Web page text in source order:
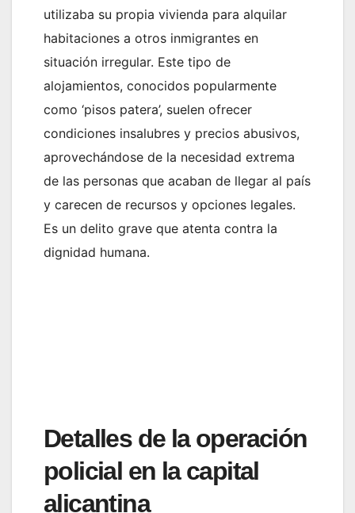
utilizaba su propia vivienda para alquilar
habitaciones a otros inmigrantes en
situación irregular. Este tipo de
alojamientos, conocidos popularmente
como ‘pisos patera’, suelen ofrecer
condiciones insalubres y precios abusivos,
aprovechándose de la necesidad extrema
de las personas que acaban de llegar al país
y carecen de recursos y opciones legales.
Es un delito grave que atenta contra la
dignidad humana.
Detalles de la operación
policial en la capital
alicantina